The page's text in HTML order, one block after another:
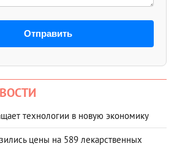
Отправить
технологии в новую экономику
цены на 589 лекарственных